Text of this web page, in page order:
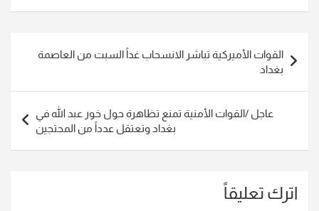
المقالات
القوات الأميركية تباشر الانسحاب غداً السبت من العاصمة
بغداد
عاجل /القوات الأمنية تمنع تظاهرة حول خور عبد الله في
بغداد وتعتقل عدداً من المحتجين
اترك تعليقاً